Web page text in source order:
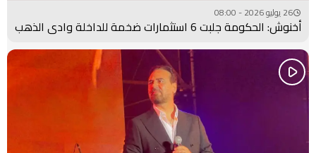
26 يوليو 2026 - 08:00
أخنوش: الحكومة جلبت 6 استثمارات ضخمة للداخلة وادي الذهب